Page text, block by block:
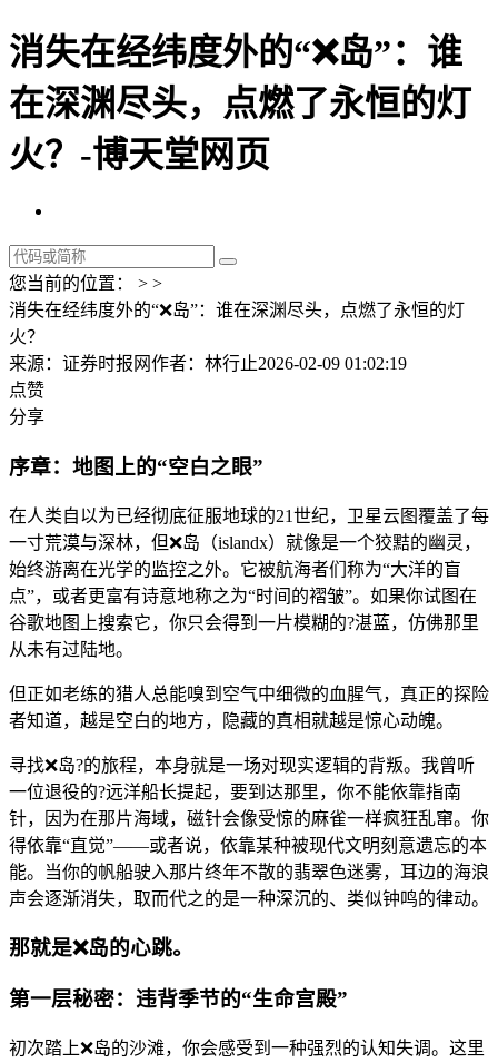
消失在经纬度外的“❌岛”：谁
在深渊尽头，点燃了永恒的灯
火？-博天堂网页
您当前的位置： > >
消失在经纬度外的“❌岛”：谁在深渊尽头，点燃了永恒的灯
火？
来源：证券时报网作者：林行止2026-02-09 01:02:19
点赞
分享
序章：地图上的“空白之眼”
在人类自以为已经彻底征服地球的21世纪，卫星云图覆盖了每
一寸荒漠与深林，但❌岛（islandx）就像是一个狡黠的幽灵，
始终游离在光学的监控之外。它被航海者们称为“大洋的盲
点”，或者更富有诗意地称之为“时间的褶皱”。如果你试图在
谷歌地图上搜索它，你只会得到一片模糊的?湛蓝，仿佛那里
从未有过陆地。
但正如老练的猎人总能嗅到空气中细微的血腥气，真正的探险
者知道，越是空白的地方，隐藏的真相就越是惊心动魄。
寻找❌岛?的旅程，本身就是一场对现实逻辑的背叛。我曾听
一位退役的?远洋船长提起，要到达那里，你不能依靠指南
针，因为在那片海域，磁针会像受惊的麻雀一样疯狂乱窜。你
得依靠“直觉”——或者说，依靠某种被现代文明刻意遗忘的本
能。当你的帆船驶入那片终年不散的翡翠色迷雾，耳边的海浪
声会逐渐消失，取而代之的是一种深沉的、类似钟鸣的律动。
那就是❌岛的心跳。
第一层秘密：违背季节的“生命宫殿”
初次踏上❌岛的沙滩，你会感受到一种强烈的认知失调。这里